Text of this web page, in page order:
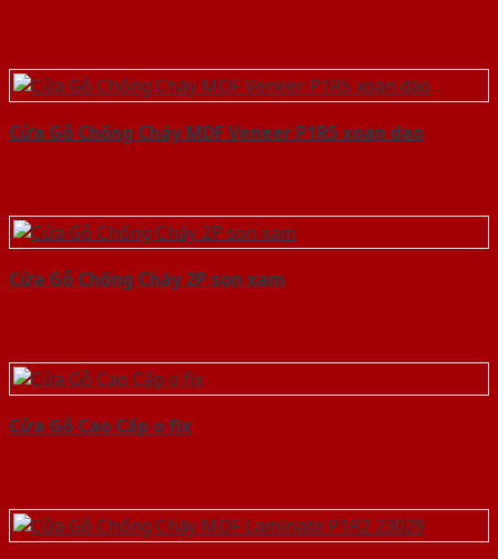
Cửa Gỗ Chống Cháy MDF Veneer P1R5 xoan dao
Cửa Gỗ Chống Cháy 2P son xam
Cửa Gỗ Cao Cấp o fix